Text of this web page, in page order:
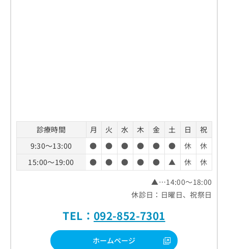
診療時間 月 火 水 木 金 土 日
祝
9:30～13:00
● ● ● ● ● ● 休
休
15:00～19:00
● ● ● ● ● ▲ 休
休
▲…14:00～18:00
休診日：日曜日、祝祭日
TEL： 092-852-7301
ホームページ